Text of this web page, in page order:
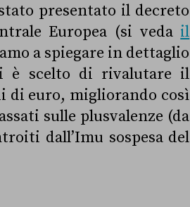
presentato il decreto
Europea (si veda il
a spiegare in dettaglio
è scelto di rivalutare il
di euro, migliorando così
sulle plusvalenze (da
dall’Imu sospesa del